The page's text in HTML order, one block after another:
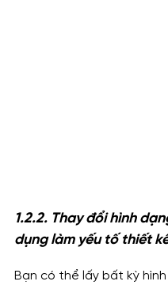
1.2.2. Thay đổi hình
dụng làm yếu tố thiết
Bạn có thể lấy bất kỳ